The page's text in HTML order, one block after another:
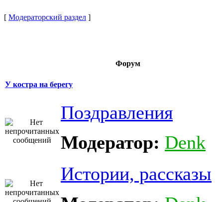
[ Модераторский раздел ]
Форум
У костра на берегу
Поздравления
Модератор: Denk
Истории, рассказы